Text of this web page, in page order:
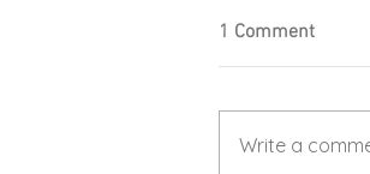
1 Comment
Write a